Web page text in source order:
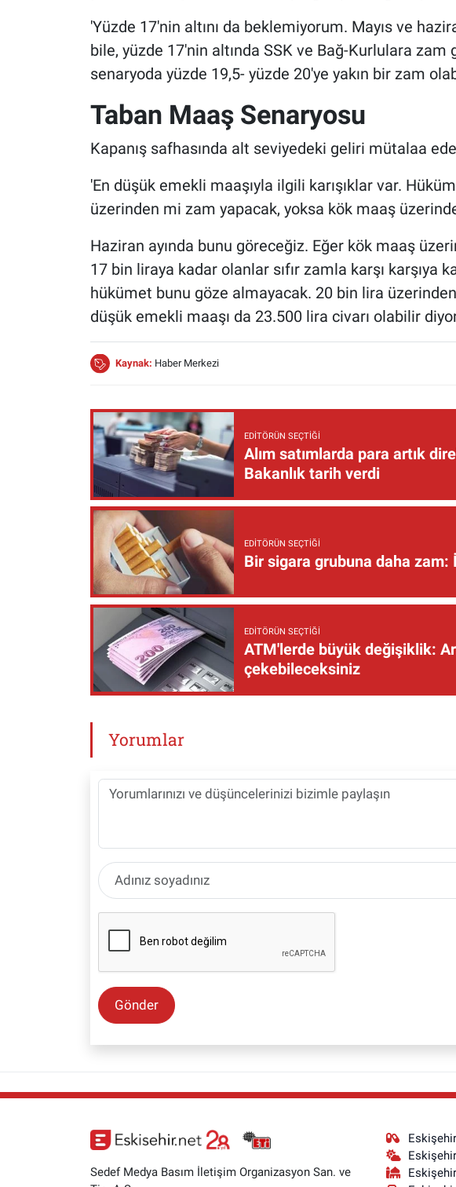
'Yüzde 17'nin altını da beklemiyorum. Mayıs ve
bile, yüzde 17'nin altında SSK ve Bağ-Kurlulara zam
senaryoda yüzde 19,5- yüzde 20'ye yakın bir zam
Taban Maaş Senaryosu
Kapanış safhasında alt seviyedeki geliri mütalaa
'En düşük emekli maaşıyla ilgili karışıklar var.
üzerinden mi zam yapacak, yoksa kök maaş
Haziran ayında bunu göreceğiz. Eğer kök maaş
17 bin liraya kadar olanlar sıfır zamla karşı karşıya
hükümet bunu göze almayacak. 20 bin lira
düşük emekli maaşı da 23.500 lira civarı olabilir
Kaynak: Haber Merkezi
EDITÖRÜN SEÇTIĞI
Alım satımlarda para artık
Bakanlık tarih verdi
EDITÖRÜN SEÇTIĞI
Bir sigara grubuna daha
EDITÖRÜN SEÇTIĞI
ATM'lerde büyük değişiklik:
çekebileceksiniz
Yorumlar
Gönder
Sedef Medya Basım İletişim Organizasyon San. ve